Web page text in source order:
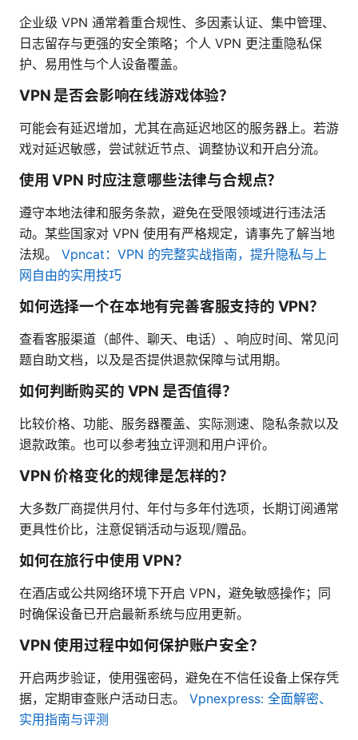
企业级 VPN 通常着重合规性、多因素认证、集中管理、
日志留存与更强的安全策略；个人 VPN 更注重隐私保
护、易用性与个人设备覆盖。
VPN 是否会影响在线游戏体验？
可能会有延迟增加，尤其在高延迟地区的服务器上。若游
戏对延迟敏感，尝试就近节点、调整协议和开启分流。
使用 VPN 时应注意哪些法律与合规点？
遵守本地法律和服务条款，避免在受限领域进行违法活
动。某些国家对 VPN 使用有严格规定，请事先了解当地
法规。 Vpncat：VPN 的完整实战指南，提升隐私与上
网自由的实用技巧
如何选择一个在本地有完善客服支持的 VPN？
查看客服渠道（邮件、聊天、电话）、响应时间、常见问
题自助文档，以及是否提供退款保障与试用期。
如何判断购买的 VPN 是否值得？
比较价格、功能、服务器覆盖、实际测速、隐私条款以及
退款政策。也可以参考独立评测和用户评价。
VPN 价格变化的规律是怎样的？
大多数厂商提供月付、年付与多年付选项，长期订阅通常
更具性价比，注意促销活动与返现/赠品。
如何在旅行中使用 VPN？
在酒店或公共网络环境下开启 VPN，避免敏感操作；同
时确保设备已开启最新系统与应用更新。
VPN 使用过程中如何保护账户安全？
开启两步验证，使用强密码，避免在不信任设备上保存凭
据，定期审查账户活动日志。 Vpnexpress: 全面解密、
实用指南与评测